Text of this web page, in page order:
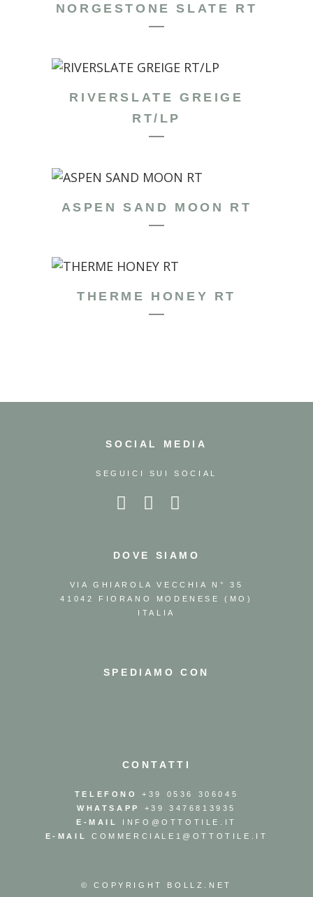
NORGESTONE SLATE RT
RIVERSLATE GREIGE
RT/LP
ASPEN SAND MOON RT
THERME HONEY RT
SOCIAL MEDIA
SEGUICI SUI SOCIAL
DOVE SIAMO
VIA GHIAROLA VECCHIA N° 35
41042 FIORANO MODENESE (MO)
ITALIA
SPEDIAMO CON
CONTATTI
TELEFONO
+39 0536 306045
WHATSAPP
+39 3476813935
E-MAIL
INFO@OTTOTILE.IT
E-MAIL
COMMERCIALE1@OTTOTILE.IT
© COPYRIGHT BOLLZ.NET